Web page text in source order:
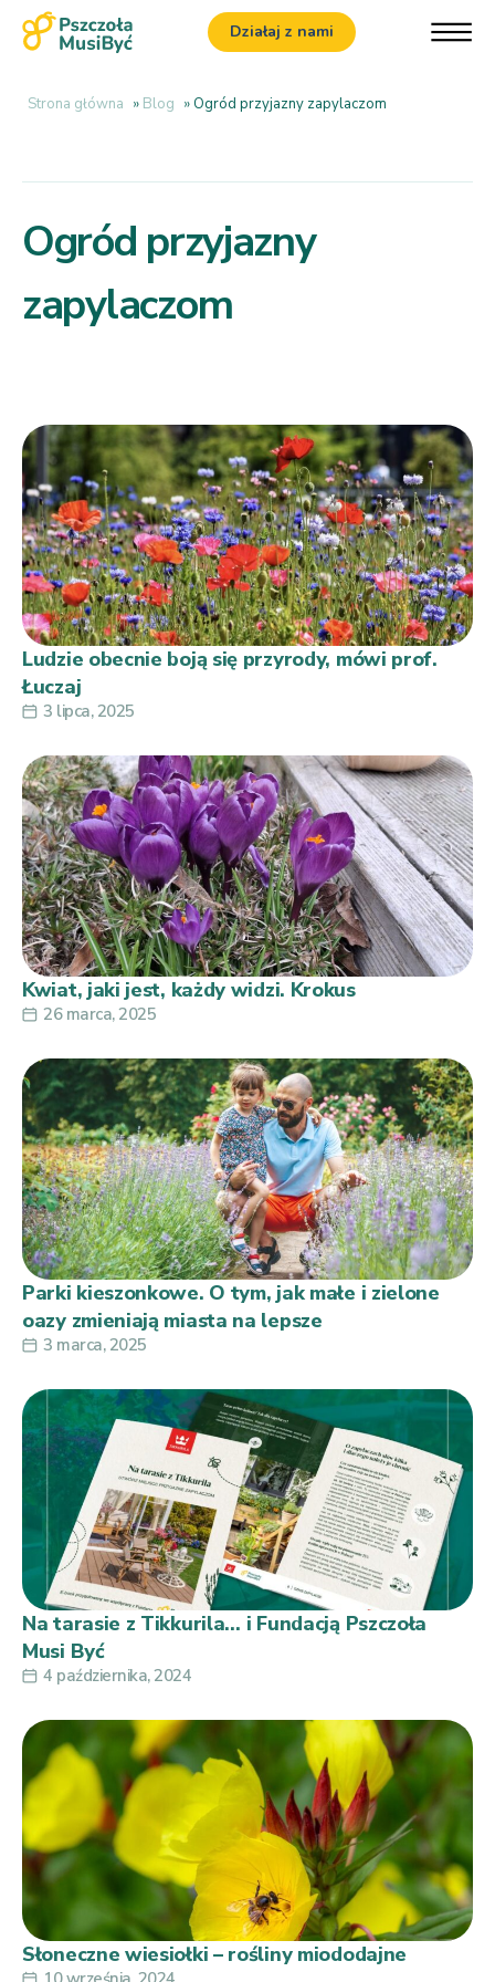
Działaj z nami
Strona główna » Blog »Ogród przyjazny zapylaczom
Ogród przyjazny
zapylaczom
Ludzie obecnie boją się przyrody, mówi prof.
Łuczaj
3 lipca, 2025
Kwiat, jaki jest, każdy widzi. Krokus
26 marca, 2025
Parki kieszonkowe. O tym, jak małe i zielone
oazy zmieniają miasta na lepsze
3 marca, 2025
Na tarasie z Tikkurila… i Fundacją Pszczoła
Musi Być
4 października, 2024
Słoneczne wiesiołki – rośliny miododajne